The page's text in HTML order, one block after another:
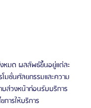
งหมด ผลลัพธ์ขึ้นอยู่แต่ละ
มชั่นศัลยกรรมและความ
บล่วงหน้าก่อนรับบริการ
การให้บริการ